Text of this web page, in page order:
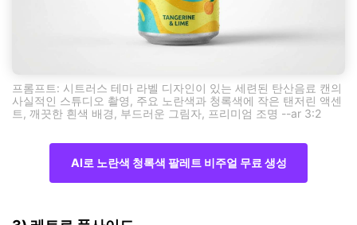
프롬프트: 시트러스 테마 라벨 디자인이 있는 세련된 탄산음료 캔의
사실적인 스튜디오 촬영, 주요 노란색과 청록색에 작은 탠저린 액센
트, 깨끗한 흰색 배경, 부드러운 그림자, 프리미엄 조명 --ar 3:2
AI로 노란색 청록색 팔레트 비주얼 무료 생성